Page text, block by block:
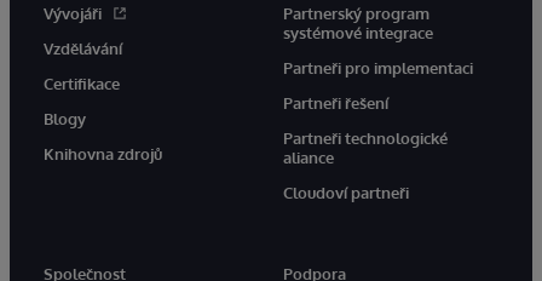
Vývojáři
Vzdělávání
Certifikace
Blogy
Knihovna zdrojů
Partnerský program
systémové integrace
Partneři pro implementaci
Partneři řešení
Partneři technologické
aliance
Cloudoví partneři
Společnost Podpora